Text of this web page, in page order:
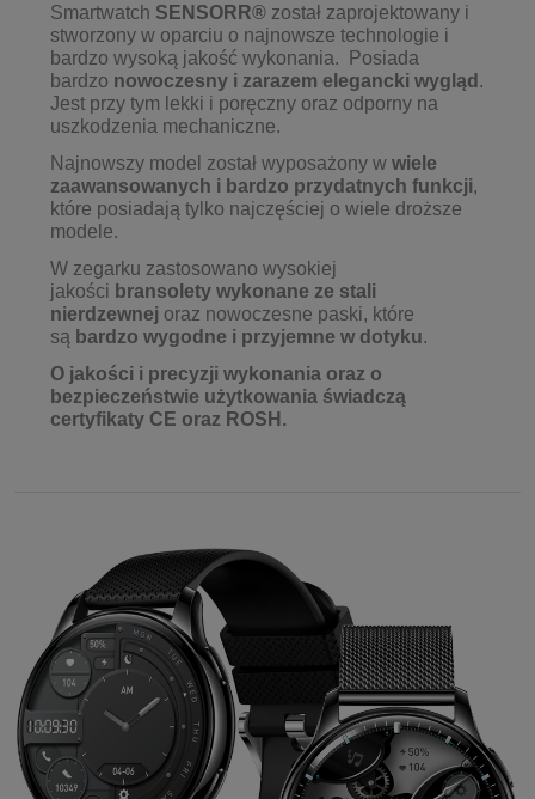
Smartwatch SENSORR® został zaprojektowany i
stworzony w oparciu o najnowsze technologie i
bardzo wysoką jakość wykonania. Posiada
bardzo nowoczesny i zarazem elegancki wygląd .
Jest przy tym lekki i poręczny oraz odporny na
uszkodzenia mechaniczne.
Najnowszy model został wyposażony w wiele
zaawansowanych i bardzo przydatnych funkcji,
które posiadają tylko najczęściej o wiele droższe
modele.
W zegarku zastosowano wysokiej
jakości bransolety wykonane ze stali
nierdzewnej oraz nowoczesne paski, które
są bardzo wygodne i przyjemne w dotyku.
O jakości i precyzji wykonania oraz o
bezpieczeństwie użytkowania świadczą
certyfikaty CE oraz ROSH.